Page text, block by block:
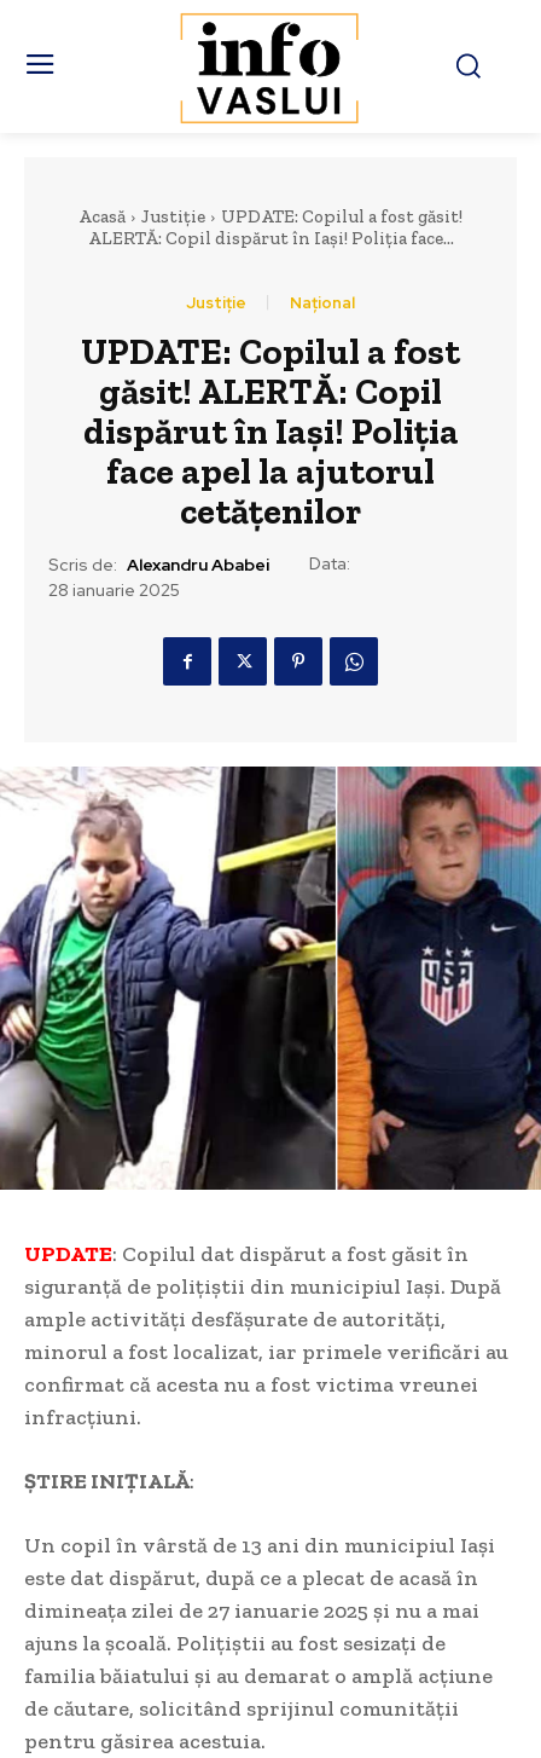
Acasă Justiție
UPDATE: Copilul a fost găsit!
ALERTĂ: Copil dispărut în Iași! Poliția face...
Justiție Național
UPDATE: Copilul a fost
găsit! ALERTĂ: Copil
dispărut în Iași! Poliția
face apel la ajutorul
cetățenilor
Scris de: Alexandru Ababei
Data:
28 ianuarie 2025
UPDATE: Copilul dat dispărut a fost găsit în
siguranță de polițiștii din municipiul Iași. După
ample activități desfășurate de autorități,
minorul a fost localizat, iar primele verificări au
confirmat că acesta nu a fost victima vreunei
infracțiuni.
ȘTIRE INIȚIALĂ:
Un copil în vârstă de 13 ani din municipiul Iași
este dat dispărut, după ce a plecat de acasă în
dimineața zilei de 27 ianuarie 2025 și nu a mai
ajuns la școală. Polițiștii au fost sesizați de
familia băiatului și au demarat o amplă acțiune
de căutare, solicitând sprijinul comunității
pentru găsirea acestuia.